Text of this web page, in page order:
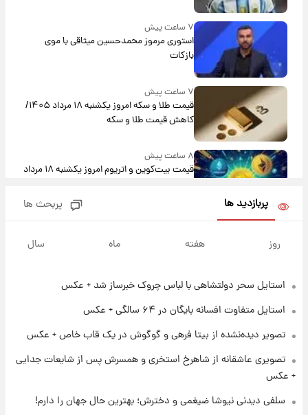
۷ ساعت پیش
استوری مرموز محمدحسین میثاقی با موی
بازکات
قیمت طلا و سکه امروز یکشنبه ۱۸ مرداد ۱۴۰۵/
کاهش قیمت طلا و سکه
۸ ساعت پیش
قیمت بیت‌کوین و اتریوم امروز یکشنبه ۱۸ مرداد
۱۲ ساعت پیش
فال قهوه روزانه یکشنبه ۱۸ مرداد ماه ۱۴۰۵
پربازدید ها پربحث ها
روز هفته ماه سال
استایل سحر دولتشاهی با لباس چروک خبرساز شد + عکس
استایل متفاوت افسانه بایگان در ۶۴ سالگی + عکس
تصویر دیده‌نشده از بیتا فرهی و گوگوش در یک قاب خاص + عکس
تصویری عاشقانه از شاهرخ استخری و همسرش پس از شایعات جدایی
+ عکس
سلفی دیدنی نیوشا ضیغمی و دخترش؛ بهترین حال جهان را دارم!